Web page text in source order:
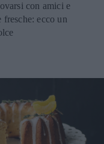
con amici e
fresche: ecco un